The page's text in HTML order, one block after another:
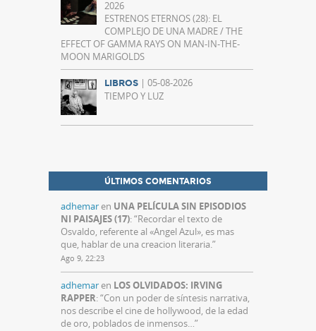
2026
ESTRENOS ETERNOS (28): EL
COMPLEJO DE UNA MADRE / THE
EFFECT OF GAMMA RAYS ON MAN-IN-THE-
MOON MARIGOLDS
LIBROS | 05-08-2026
TIEMPO Y LUZ
ÚLTIMOS COMENTARIOS
adhemaren UNA PELÍCULA SIN EPISODIOS
NI PAISAJES (17): “Recordar el texto de
Osvaldo, referente al «Angel Azul», es mas
que, hablar de una creacion literaria.”
Ago 9, 22:23
adhemaren LOS OLVIDADOS: IRVING
RAPPER: “Con un poder de síntesis narrativa,
nos describe el cine de hollywood, de la edad
de oro, poblados de inmensos…”